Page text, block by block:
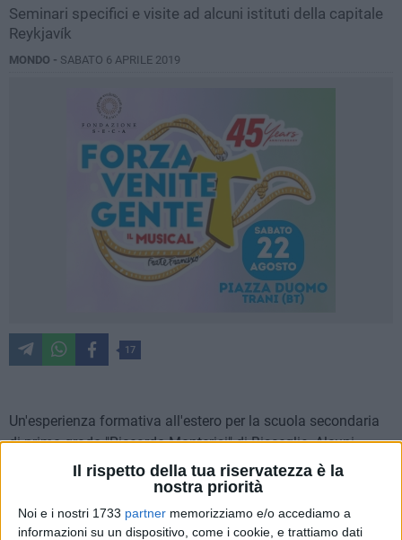
Il rispetto della tua riservatezza è la
nostra priorità
Noi e i nostri 1733 partner memorizziamo e/o accediamo a
informazioni su un dispositivo, come i cookie, e trattiamo dati
Seminari specifici e visite ad alcuni istituti della capitale
Reykjavík
MONDO - SABATO 6 APRILE 2019
17
Un'esperienza formativa all'estero per la scuola secondaria
di primo grado "Riccardo Monterisi" di Bisceglie. Alcuni
componenti dello staff dell'istituto, insieme al dirigente
scolastico professoressaLucia Scarcelli
progetto Ka1 "Teachers in the cloud", consistente nella
partecipazione al corso di formazione "Structured